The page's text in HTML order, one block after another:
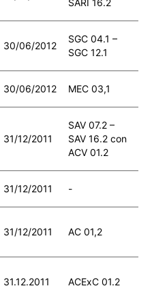
SARI 16.2
30/06/2012
SGC 04.1 –
SGC 12.1
30/06/2012 MEC 03,1
31/12/2011
SAV 07.2 –
SAV 16.2 con
ACV 01.2
31/12/2011 -
31/12/2011 AC 01,2
31.12.2011 ACExC 01.2